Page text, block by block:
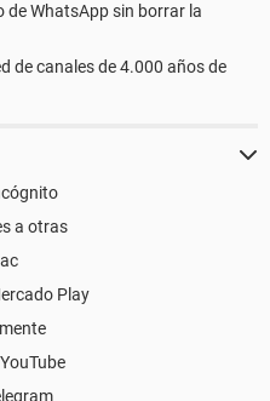
de WhatsApp sin borrar la
de canales de 4.000 años de
a otras
Play